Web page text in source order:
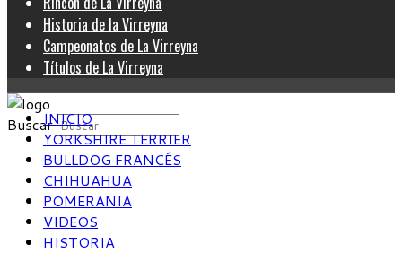
Historia de la Virreyna
Campeonatos de La Virreyna
Títulos de La Virreyna
BuscarINICIO
YORKSHIRE TERRIER
BULLDOG FRANCÉS
CHIHUAHUA
POMERANIA
VIDEOS
HISTORIA